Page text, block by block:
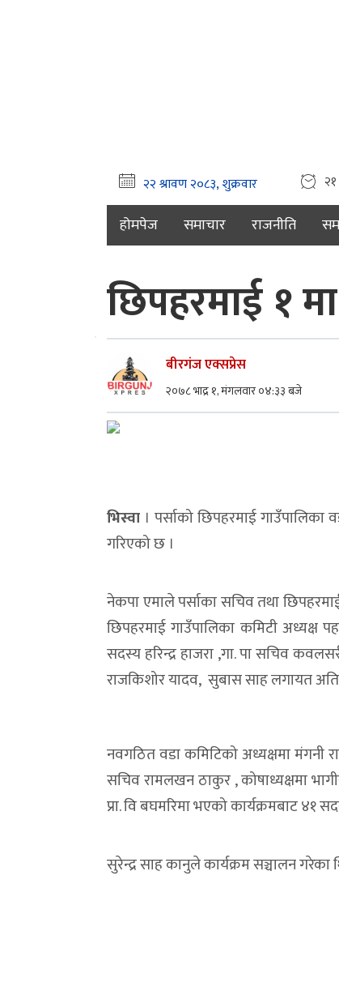
होमपेज समाचार राजनीति
छिपहरमाई १
बीरगंज एक्सप्रेस
२०७८ भाद्र १, मंगलवार ०४:३३ बजे
भिस्वा । पर्साको छिपहरमाई
गरिएको छ ।
नेकपा एमाले पर्साका सचिव तथा
छिपहरमाई गाउँपालिका कमिटी अध्यक्ष
सदस्य हरिन्द्र हाजरा ,गा. पा सचिव
राजकिशोर यादव, सुबास साह लगायत
नवगठित वडा कमिटिको अध्यक्षमा मंगनी
सचिव रामलखन ठाकुर , कोषाध्यक्षमा
प्रा. वि बघमरिमा भएको कार्यक्रमबाट ४१
सुरेन्द्र साह कानुले कार्यक्रम सञ्चालन गरेका